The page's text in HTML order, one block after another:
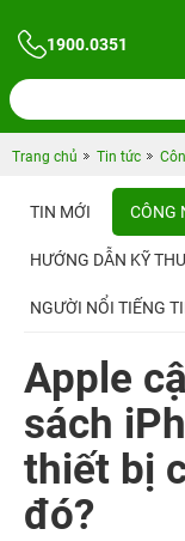
1900.0351
Trang chủ Tin tức
TIN MỚI CÔNG
HƯỚNG DẪN KỸ
NGƯỜI NỔI TIẾNG
Apple
sách
thiết bị
đó?